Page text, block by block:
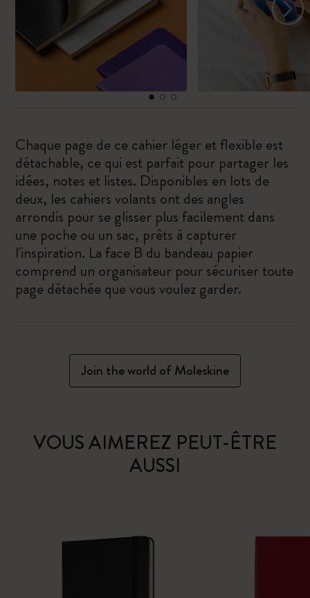
Chaque page de ce cahier léger et flexible est
détachable, ce qui est parfait pour partager les
idées, notes et listes. Disponibles en lots de
deux, les cahiers volants ont des angles
arrondis pour se glisser plus facilement dans
une poche ou un sac, prêts à capturer
l'inspiration. La face B du bandeau papier
comprend un organisateur pour sécuriser toute
page détachée que vous voulez garder.
Join the world of Moleskine
VOUS AIMEREZ PEUT-ÊTRE
AUSSI